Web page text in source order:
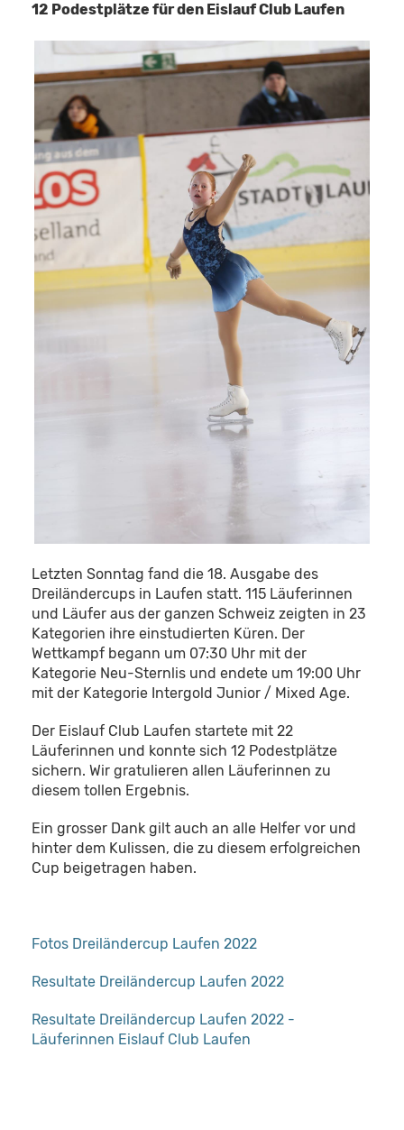
12 Podestplätze für den Eislauf Club Laufen
Letzten Sonntag fand die 18. Ausgabe des
Dreiländercups in Laufen statt. 115 Läuferinnen
und Läufer aus der ganzen Schweiz zeigten in 23
Kategorien ihre einstudierten Küren. Der
Wettkampf begann um 07:30 Uhr mit der
Kategorie Neu-Sternlis und endete um 19:00 Uhr
mit der Kategorie Intergold Junior / Mixed Age.
Der Eislauf Club Laufen startete mit 22
Läuferinnen und konnte sich 12 Podestplätze
sichern. Wir gratulieren allen Läuferinnen zu
diesem tollen Ergebnis.
Ein grosser Dank gilt auch an alle Helfer vor und
hinter dem Kulissen, die zu diesem erfolgreichen
Cup beigetragen haben.
Fotos Dreiländercup Laufen 2022
Resultate Dreiländercup Laufen 2022
Resultate Dreiländercup Laufen 2022 -
Läuferinnen Eislauf Club Laufen